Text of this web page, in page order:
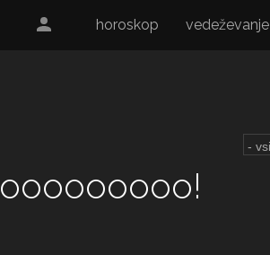
horoskop vedeževanje